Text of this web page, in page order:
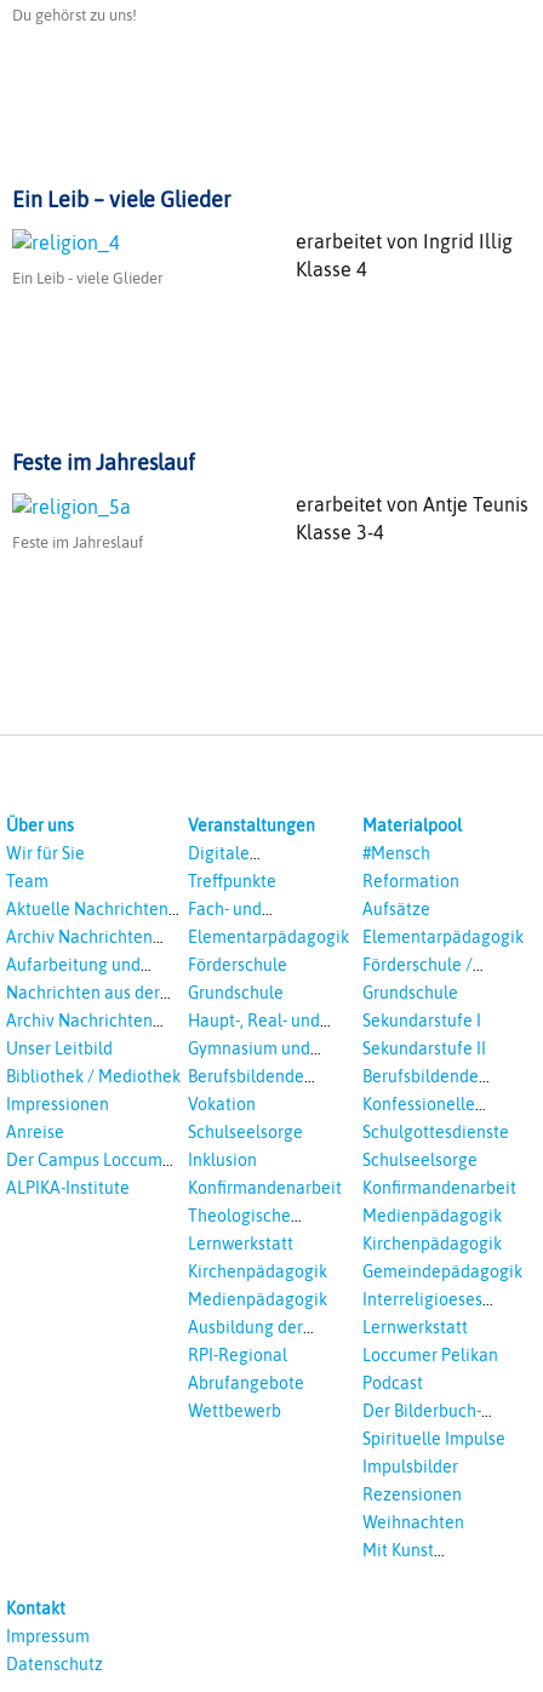
Du gehörst zu uns!
Ein Leib – viele Glieder
Ein Leib - viele Glieder
erarbeitet von Ingrid Illig
Klasse 4
Feste im Jahreslauf
Feste im Jahreslauf
erarbeitet von Antje Teunis
Klasse 3-4
Über uns
Wir für Sie
Team
Aktuelle Nachrichten
aus dem RPI
Archiv Nachrichten
aus dem RPI ab 2018
Aufarbeitung und
Prävention
Landeskirche und EKD
Nachrichten aus der
Landeskirche
Archiv Nachrichten
aus der Landeskirche
Unser Leitbild
Bibliothek / Mediothek
Impressionen
Anreise
Der Campus Loccum
und Loccumer
ALPIKA-Institute
Veranstaltungen
Digitale
Veranstaltungen
Treffpunkte
Fach- und
Studientagungen
Elementarpädagogik
Förderschule
Grundschule
Haupt-, Real- und
Oberschule
Gymnasium und
Gesamtschule
Berufsbildende
Schulen
Vokation
Schulseelsorge
Inklusion
Konfirmandenarbeit
Theologische
Fortbildungen,
Interreligöses Lernen
Lernwerkstatt
Kirchenpädagogik
Medienpädagogik
Ausbildung der
Vikar*innen
RPI-Regional
Abrufangebote
Wettbewerb
Materialpool
#Mensch
Reformation
Aufsätze
Elementarpädagogik
Förderschule /
Inklusion
Grundschule
Sekundarstufe I
Sekundarstufe II
Berufsbildende
Schulen
Konfessionelle
Kooperation
Schulgottesdienste
Schulseelsorge
Konfirmandenarbeit
Medienpädagogik
Kirchenpädagogik
Gemeindepädagogik
Interreligioeses
Lernen
Lernwerkstatt
Loccumer Pelikan
Podcast
Der Bilderbuch-
Podcast
Spirituelle Impulse
Impulsbilder
Rezensionen
Weihnachten
Mit Kunst
Kontakt
Impressum
Datenschutz